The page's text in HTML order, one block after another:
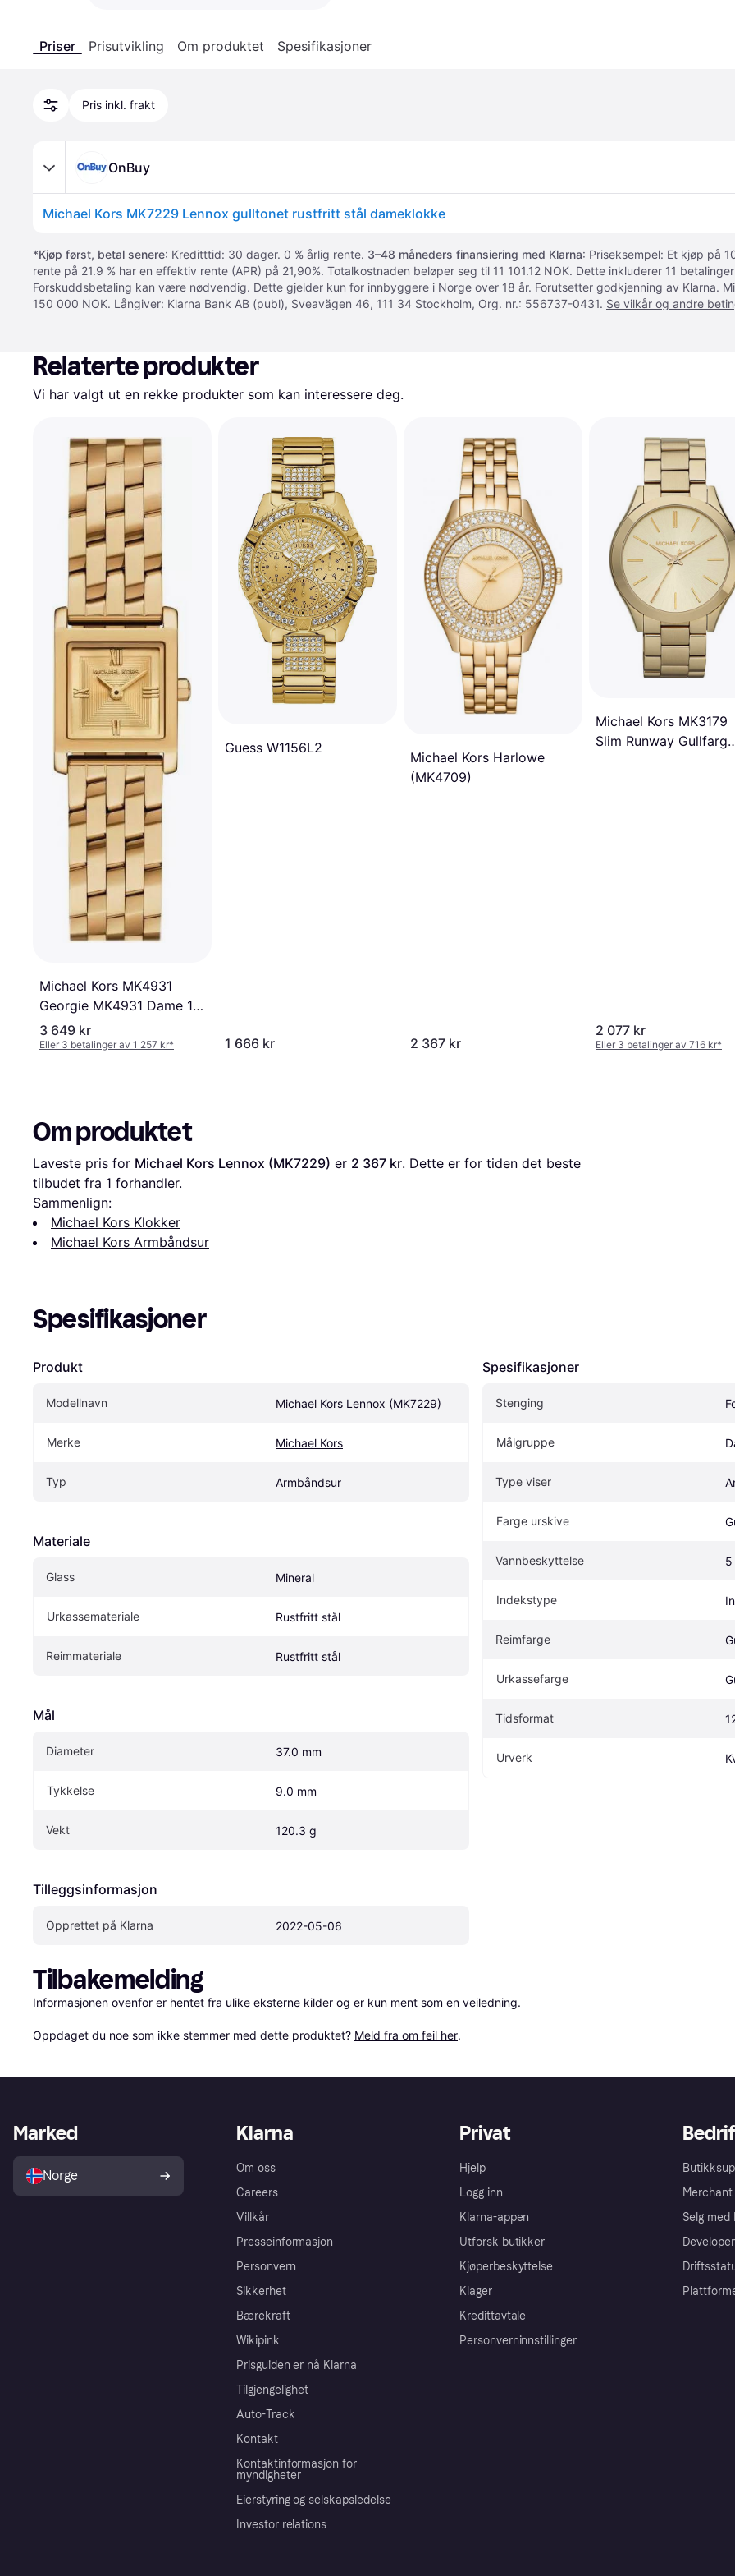
Priser Prisutvikling Om produktet Spesifikasjoner
Pris inkl. frakt
OnBuy
Michael Kors MK7229 Lennox gulltonet rustfritt stål dameklokke
*Kjøp først, betal senere: Kreditttid: 30 dager. 0 % årlig rente. 3–48 måneders finansiering med Klarna: Priseksempel: Et kjøp på
rente på 21.9 % har en effektiv rente (APR) på 21,90%. Totalkostnaden beløper seg til 11 101.12 NOK. Dette inkluderer 11
Forskuddsbetaling kan være nødvendig. Dette gjelder kun for innbyggere i Norge over 18 år. Forutsetter godkjenning av Klarna.
150 000 NOK. Långiver: Klarna Bank AB (publ), Sveavägen 46, 111 34 Stockholm, Org. nr.: 556737-0431. Se vilkår og andre
Relaterte produkter
Vi har valgt ut en rekke produkter som kan interessere deg.
Michael Kors MK4931
Georgie MK4931 Dame 18
mm
3 649 kr
Eller 3 betalinger av 1 257 kr*
Guess W1156L2
1 666 kr
Michael Kors Harlowe
(MK4709)
2 367 kr
Michael Kors MK3179
Slim Runway
2 077 kr
Eller 3 betalinger av 716 kr*
Om produktet
Laveste pris for Michael Kors Lennox (MK7229) er 2 367 kr. Dette er for tiden det beste
tilbudet fra 1 forhandler.
Sammenlign:
Michael Kors Klokker
Michael Kors Armbåndsur
Spesifikasjoner
Produkt
Modellnavn Michael Kors Lennox (MK7229)
Merke Michael Kors
Typ Armbåndsur
Materiale
Glass Mineral
Urkassemateriale Rustfritt stål
Reimmateriale Rustfritt stål
Mål
Diameter 37.0 mm
Tykkelse 9.0 mm
Vekt 120.3 g
Tilleggsinformasjon
Opprettet på Klarna 2022-05-06
Spesifikasjoner
Stenging
Målgruppe
Type viser
Farge urskive
Vannbeskyttelse 5
Indekstype
Reimfarge
Urkassefarge
Tidsformat
Urverk
Tilbakemelding
Informasjonen ovenfor er hentet fra ulike eksterne kilder og er kun ment som en veiledning.
Oppdaget du noe som ikke stemmer med dette produktet? Meld fra om feil her.
Klarna
Om oss
Careers
Villkår
Presseinformasjon
Personvern
Sikkerhet
Bærekraft
Wikipink
Prisguiden er nå Klarna
Tilgjengelighet
Auto-Track
Kontakt
Kontaktinformasjon for
myndigheter
Eierstyring og selskapsledelse
Investor relations
Privat
Hjelp
Logg inn
Klarna-appen
Utforsk butikker
Kjøperbeskyttelse
Klager
Kredittavtale
Personverninnstillinger
Merchant
Selg med
Marked
Norge